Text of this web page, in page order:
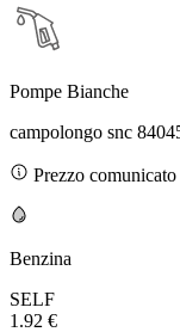
Pompe Bianche
campolongo snc
Prezzo
Benzina
SELF
1.92 €